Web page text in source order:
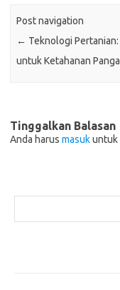
Post navigation
← Teknologi Pertanian:
untuk Ketahanan
Tinggalkan Balasan
Anda harus masukuntuk